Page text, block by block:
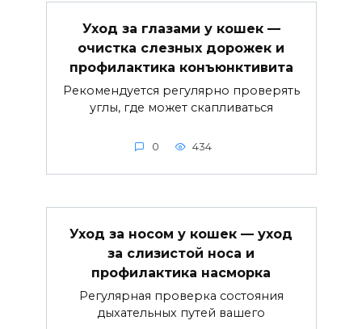
Уход за глазами у кошек —
очистка слезных дорожек и
профилактика конъюнктивита
Рекомендуется регулярно проверять
углы, где может скапливаться
0 434
Уход за носом у кошек — уход
за слизистой носа и
профилактика насморка
Регулярная проверка состояния
дыхательных путей вашего